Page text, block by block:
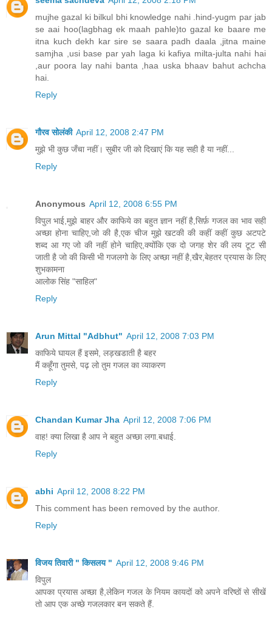
mujhe gazal ki bilkul bhi knowledge nahi .hind-yugm par jab
se aai hoo(lagbhag ek maah pahle)to gazal ke baare me
itna kuch dekh kar sire se saara padh daala ,jitna maine
samjha ,usi base par yah laga ki kafiya milta-julta nahi hai
,aur poora lay nahi banta ,haa uska bhaav bahut achcha
hai.
Reply
गौरव सोलंकी April 12, 2008 2:47 PM
मुझे भी कुछ जँचा नहीं। सुबीर जी को दिखाएं कि यह सही है या नहीं...
Reply
Anonymous April 12, 2008 6:55 PM
विपुल भाई,मुझे बाहर और काफिये का बहुत ज्ञान नहीं है,सिर्फ़ गजल का भाव सही
अच्छा होना चाहिए,जो की है,एक चीज मुझे खटकी की कहीं कहीं कुछ अटपटे
शब्द आ गए जो की नहीं होने चाहिए,क्योंकि एक दो जगह शेर की लय टूट सी
जाती है जो की किसी भी गजलगो के लिए अच्छा नहीं है,खैर,बेहतर प्रयास के लिए
शुभकामना
आलोक सिंह "साहिल"
Reply
Arun Mittal "Adbhut" April 12, 2008 7:03 PM
काफिये घायल हैं इसमे, लड़खडाती है बहर
मैं कहूँगा तुमसे, पढ़ लो तुम गजल का व्याकरण
Reply
Chandan Kumar Jha April 12, 2008 7:06 PM
वाह! क्या लिखा है आप ने बहुत अच्छा लगा.बधाई.
Reply
abhi April 12, 2008 8:22 PM
This comment has been removed by the author.
Reply
विजय तिवारी " किसलय " April 12, 2008 9:46 PM
विपुल
आपका प्रयास अच्छा है,लेकिन गजल के नियम कायदों को अपने वरिष्ठों से सीखें
तो आप एक अच्छे गजलकार बन सकते हैं.